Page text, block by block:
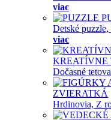
viac
Detské puzzle,
viac
KREATÍVNE
Dočasné
ZVIERATKÁ
Hrdinovia, Z